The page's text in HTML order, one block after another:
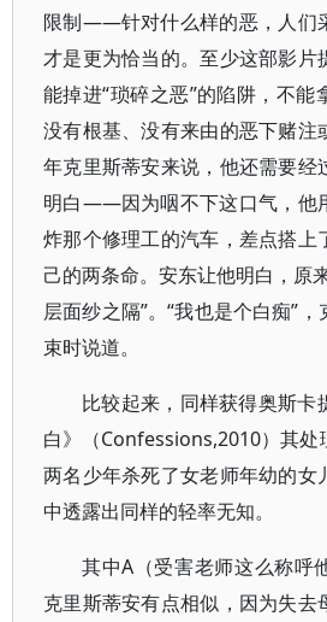
限制——针对什么样的恶，人们
才是更为恰当的。至少这部影片
能掉进“琐碎之恶”的陷阱，不能
没有根基、没有来由的恶下赌注
年克里斯蒂安来说，他还需要经
明白——因为咽不下这口气，他
炸那个修理工的汽车，差点搭上
己的两条命。安东让他明白，原
层面纱之隔”。“我也是个白痴”
束时说道。
比较起来，同样获得奥斯卡
白》（Confessions,2010）其处
两名少年杀死了女老师年幼的女
中透露出同样的轻率无知。
其中A（受害老师这么称呼
克里斯蒂安有点相似，因为失去